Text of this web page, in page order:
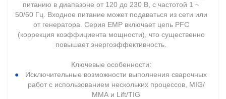
питанию в диапазоне от 120 до 230 В, с частотой 1 ~
50/60 Гц. Входное питание может подаваться из сети или
от генератора. Серия EMP включает цепь PFC
(коррекция коэффициента мощности), что существенно
повышает энергоэффективность.
Ключевые особенности:
Исключительные возможности выполнения сварочных
работ с использованием нескольких процессов, MIG/
ММА и Lift/TIG